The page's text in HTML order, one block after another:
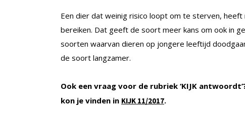
Een dier dat weinig risico loopt om te sterven,
bereiken. Dat geeft de soort meer kans om ook in
soorten waarvan dieren op jongere leeftijd
de soort langzamer.
Ook een vraag voor de rubriek ‘KIJK
kon je vinden in KIJK 11/2017.